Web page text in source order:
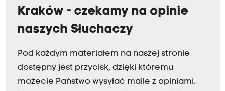
Kraków - czekamy na opinie
naszych Słuchaczy
Pod każdym materiałem na naszej stronie
dostępny jest przycisk, dzięki któremu
możecie Państwo wysyłać maile z opiniami.